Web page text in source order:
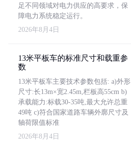
足不同领域对电力供应的高要求，保
障电力系统稳定运行。
2026年8月4日
13米平板车的标准尺寸和载重参
数
13米平板车主要技术参数包括: a)外形
尺寸:长13m×宽2.45m,栏板高55cm b)
承载能力:标载30-35吨,最大允许总重
49吨 c)符合国家道路车辆外廓尺寸及
轴荷限值标准
2026年8月4日